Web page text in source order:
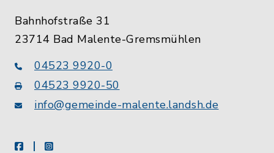
Bahnhofstraße 31
23714 Bad Malente-Gremsmühlen
04523 9920-0
04523 9920-50
info@gemeinde-malente.landsh.de
facebookinstagram